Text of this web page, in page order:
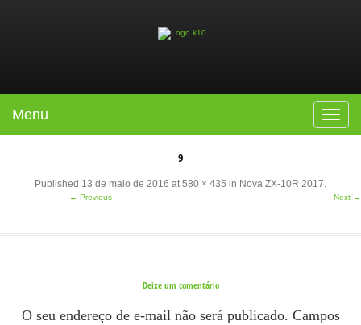
Toggle
Menu
9
Published 13 de maio de 2016 at580 × 435 in Nova ZX-10R 2017.
← Previous Next →
Deixe um comentário
O seu endereço de e-mail não será publicado. Campos